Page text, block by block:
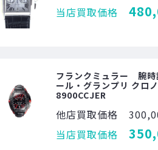
当店買取価格
フランクミュラー 腕
ール・グランプリ クロ
8900CCJER
他店買取価格
当店買取価格